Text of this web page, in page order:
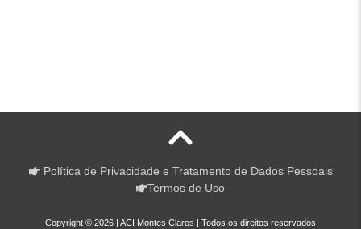
Política de Privacidade e Tratamento de Dados Pessoais
Termos de Uso
Copyright © 2026 | ACI Montes Claros | Todos os direitos reservados